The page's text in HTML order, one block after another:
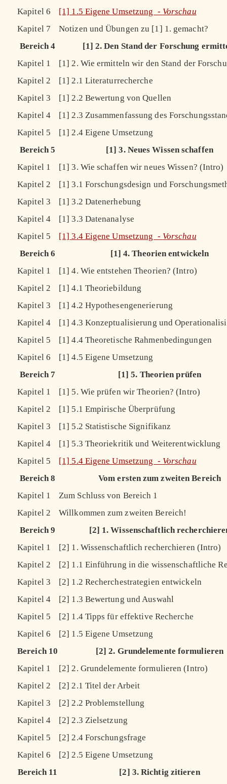
Kapitel 6
[1] 1.5 Eigene Umsetzung - Vorschau
Kapitel 7
Notizen und Übungen zu [1] 1. gemacht?
Bereich 4
[1] 2. Den Stand der Forschung
Kapitel 1
[1] 2. Wie ermitteln wir den Stand der
Kapitel 2
[1] 2.1 Literaturrecherche
Kapitel 3
[1] 2.2 Bewertung von Quellen
Kapitel 4
[1] 2.3 Zusammenfassung des
Kapitel 5
[1] 2.4 Eigene Umsetzung
Bereich 5
[1] 3. Neues Wissen schaffen
Kapitel 1
[1] 3. Wie schaffen wir neues Wissen? (Intro)
Kapitel 2
[1] 3.1 Forschungsdesign und
Kapitel 3
[1] 3.2 Datenerhebung
Kapitel 4
[1] 3.3 Datenanalyse
Kapitel 5
[1] 3.4 Eigene Umsetzung - Vorschau
Bereich 6
[1] 4. Theorien entwickeln
Kapitel 1
[1] 4. Wie entstehen Theorien? (Intro)
Kapitel 2
[1] 4.1 Theoriebildung
Kapitel 3
[1] 4.2 Hypothesengenerierung
Kapitel 4
[1] 4.3 Konzeptualisierung und
Kapitel 5
[1] 4.4 Theoretische Rahmenbedingungen
Kapitel 6
[1] 4.5 Eigene Umsetzung
Bereich 7
[1] 5. Theorien prüfen
Kapitel 1
[1] 5. Wie prüfen wir Theorien? (Intro)
Kapitel 2
[1] 5.1 Empirische Überprüfung
Kapitel 3
[1] 5.2 Statistische Signifikanz
Kapitel 4
[1] 5.3 Theoriekritik und Weiterentwicklung
Kapitel 5
[1] 5.4 Eigene Umsetzung - Vorschau
Bereich 8
Vom ersten zum zweiten Bereich
Kapitel 1
Zum Schluss von Bereich 1
Kapitel 2
Willkommen zum zweiten Bereich!
Bereich 9
[2] 1. Wissenschaftlich
Kapitel 1
[2] 1. Wissenschaftlich recherchieren (Intro)
Kapitel 2
[2] 1.1 Einführung in die wissenschaftliche
Kapitel 3
[2] 1.2 Recherchestrategien entwickeln
Kapitel 4
[2] 1.3 Bewertung und Auswahl
Kapitel 5
[2] 1.4 Tipps für effektive Recherche
Kapitel 6
[2] 1.5 Eigene Umsetzung
Bereich 10
[2] 2. Grundelemente formulieren
Kapitel 1
[2] 2. Grundelemente formulieren (Intro)
Kapitel 2
[2] 2.1 Titel der Arbeit
Kapitel 3
[2] 2.2 Problemstellung
Kapitel 4
[2] 2.3 Zielsetzung
Kapitel 5
[2] 2.4 Forschungsfrage
Kapitel 6
[2] 2.5 Eigene Umsetzung
Bereich 11
[2] 3. Richtig zitieren